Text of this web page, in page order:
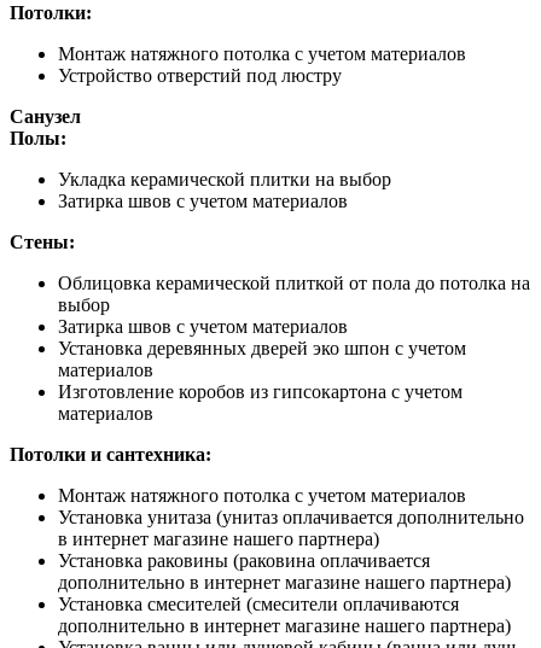
Потолки:
Монтаж натяжного потолка с учетом материалов
Устройство отверстий под люстру
Санузел
Полы:
Укладка керамической плитки на выбор
Затирка швов с учетом материалов
Стены:
Облицовка керамической плиткой от пола до потолка на
выбор
Затирка швов с учетом материалов
Установка деревянных дверей эко шпон с учетом
материалов
Изготовление коробов из гипсокартона с учетом
материалов
Потолки и сантехника:
Монтаж натяжного потолка с учетом материалов
Установка унитаза (унитаз оплачивается дополнительно
в интернет магазине нашего партнера)
Установка раковины (раковина оплачивается
дополнительно в интернет магазине нашего партнера)
Установка смесителей (смесители оплачиваются
дополнительно в интернет магазине нашего партнера)